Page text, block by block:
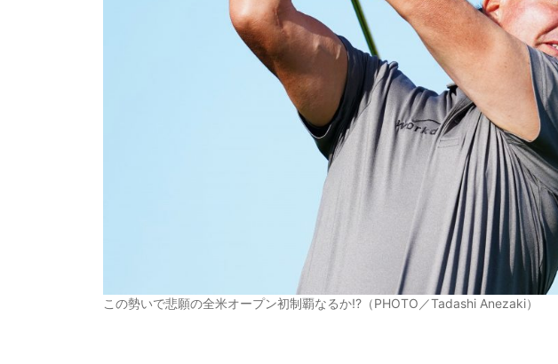
この勢いで悲願の全米オープン初制覇なるか!?（PHOTO／Tadashi Anezaki）